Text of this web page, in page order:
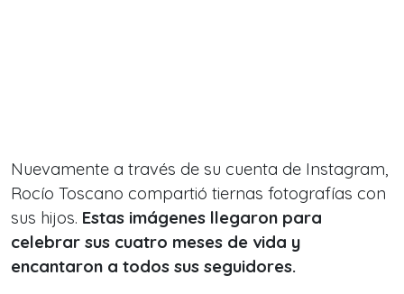
Nuevamente a través de su cuenta de Instagram,
Rocío Toscano compartió tiernas fotografías con
sus hijos. Estas imágenes llegaron para
celebrar sus cuatro meses de vida y
encantaron a todos sus seguidores.